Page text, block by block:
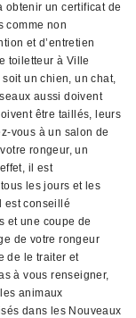
obtenir un certificat de
comme non
et d’entretien
toiletteur à Ville
un chien, un chat,
aussi doivent
être taillés, leurs
vous à un salon de
rongeur, un
il est
les jours et les
est conseillé
et une coupe de
de votre rongeur
de le traiter et
à vous renseigner,
animaux
dans les Nouveaux